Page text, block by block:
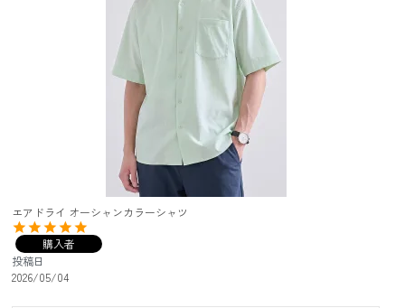
エアドライ オーシャンカラーシャツ
購入者
投稿日
2026/05/04